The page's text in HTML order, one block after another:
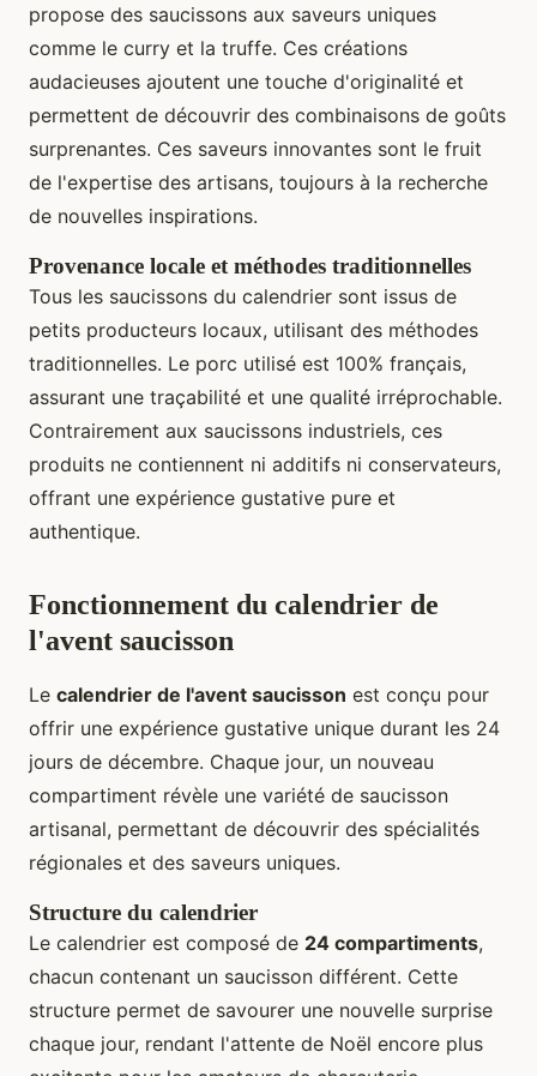
propose des saucissons aux saveurs uniques
comme le curry et la truffe. Ces créations
audacieuses ajoutent une touche d'originalité et
permettent de découvrir des combinaisons de goûts
surprenantes. Ces saveurs innovantes sont le fruit
de l'expertise des artisans, toujours à la recherche
de nouvelles inspirations.
Provenance locale et méthodes traditionnelles
Tous les saucissons du calendrier sont issus de
petits producteurs locaux, utilisant des méthodes
traditionnelles. Le porc utilisé est 100% français,
assurant une traçabilité et une qualité irréprochable.
Contrairement aux saucissons industriels, ces
produits ne contiennent ni additifs ni conservateurs,
offrant une expérience gustative pure et
authentique.
Fonctionnement du calendrier de
l'avent saucisson
Le calendrier de l'avent saucisson est conçu pour
offrir une expérience gustative unique durant les 24
jours de décembre. Chaque jour, un nouveau
compartiment révèle une variété de saucisson
artisanal, permettant de découvrir des spécialités
régionales et des saveurs uniques.
Structure du calendrier
Le calendrier est composé de 24 compartiments,
chacun contenant un saucisson différent. Cette
structure permet de savourer une nouvelle surprise
chaque jour, rendant l'attente de Noël encore plus